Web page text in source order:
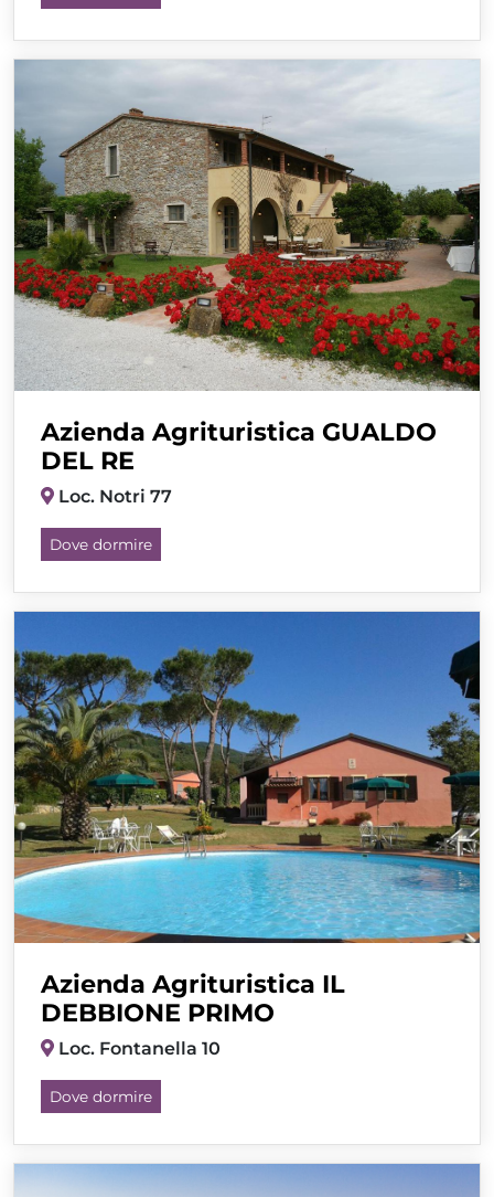
Azienda Agrituristica GUALDO
DEL RE
Loc. Notri 77
Dove dormire
Azienda Agrituristica IL
DEBBIONE PRIMO
Loc. Fontanella 10
Dove dormire